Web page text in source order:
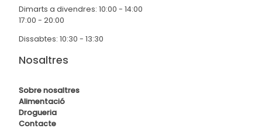
Dimarts a divendres: 10:00 - 14:00
17:00 - 20:00
Dissabtes: 10:30 - 13:30
Nosaltres
Sobre nosaltres
Alimentació
Drogueria
Contacte